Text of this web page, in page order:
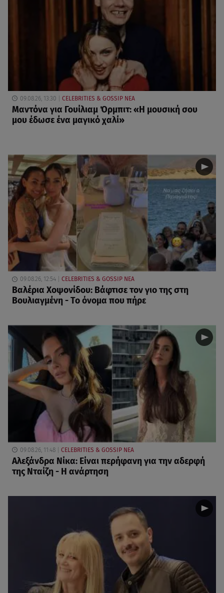
09.08.26, 13:30 CELEBRITIES & GOSSIP ΝΕΑ
Μαντόνα για Γουίλιαμ Όρμπιτ: «Η μουσική σου
μου έδωσε ένα μαγικό χαλί»
09.08.26, 12:54 CELEBRITIES & GOSSIP ΝΕΑ
Βαλέρια Χοψονίδου: Βάφτισε τον γιο της στη
Βουλιαγμένη - Το όνομα που πήρε
09.08.26, 11:48 CELEBRITIES & GOSSIP ΝΕΑ
Αλεξάνδρα Νίκα: Είναι περήφανη για την αδερφή
της Νταίζη - Η ανάρτηση